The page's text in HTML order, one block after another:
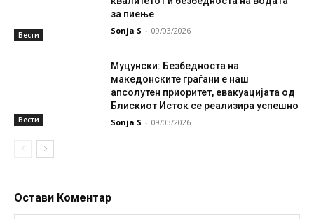
Вести
за пиење
Sonja S - 09/03/2026
Вести
Муцунски: Безбедноста на
македонските граѓани е наш
апсолутен приоритет, евакуацијата од
Блискиот Исток се реализира успешно
Sonja S - 09/03/2026
Остави Коментар